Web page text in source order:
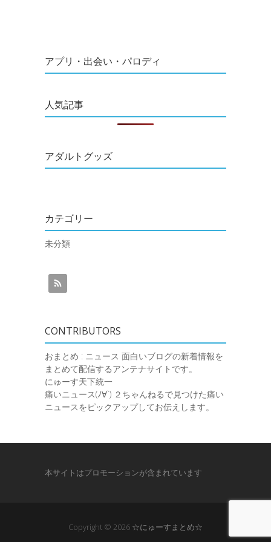
アプリ・出会い・パロディ
人気記事
アダルトグッズ
カテゴリー
未分類
CONTRIBUTORS
おまとめ : ニュース 面白いブログの新着情報を
まとめて配信するアンテナサイトです。
にゅーす天下統一
痛いニュース(ﾉ∀`) ２ちゃんねるで見つけた痛い
ニュースをピックアップしてお伝えします。
本サイトはプロモーションが含まれています
Copyright © 2026 ☆にゅーすまとめ☆